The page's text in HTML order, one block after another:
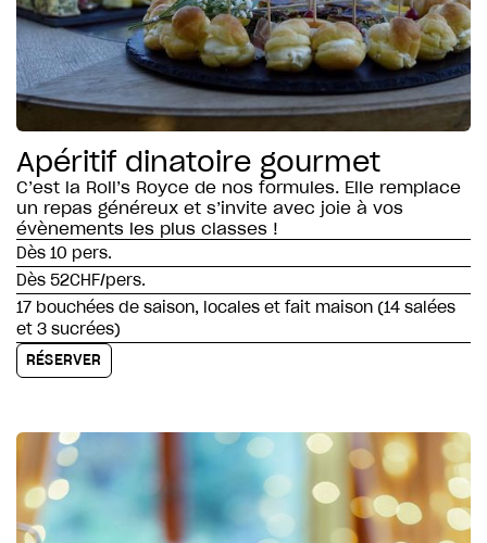
Apéritif dinatoire gourmet
C’est la Roll’s Royce de nos formules. Elle remplace
un repas généreux et s’invite avec joie à vos
évènements les plus classes !
Dès 10 pers.
Dès 52CHF/pers.
17 bouchées de saison, locales et fait maison (14 salées
et 3 sucrées)
RÉSERVER